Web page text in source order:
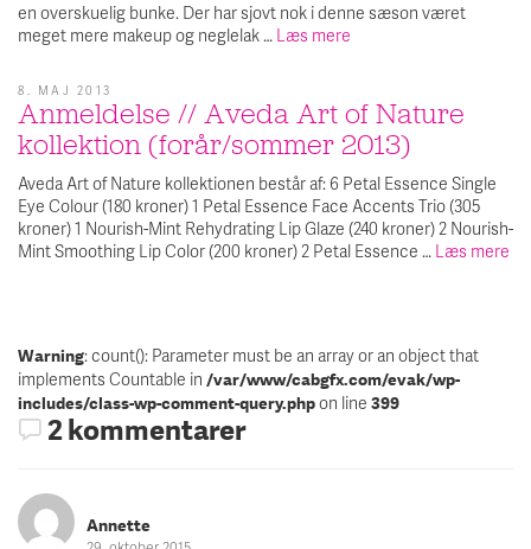
en overskuelig bunke. Der har sjovt nok i denne sæson været
meget mere makeup og neglelak … Læs mere
8. MAJ 2013
Anmeldelse // Aveda Art of Nature
kollektion (forår/sommer 2013)
Aveda Art of Nature kollektionen består af: 6 Petal Essence Single
Eye Colour (180 kroner) 1 Petal Essence Face Accents Trio (305
kroner) 1 Nourish-Mint Rehydrating Lip Glaze (240 kroner) 2 Nourish-
Mint Smoothing Lip Color (200 kroner) 2 Petal Essence … Læs mere
Warning: count(): Parameter must be an array or an object that
implements Countable in /var/www/cabgfx.com/evak/wp-
includes/class-wp-comment-query.phpon line 399
2 kommentarer
Annette